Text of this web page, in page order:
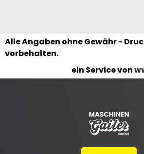
Alle Angaben ohne Gewähr -
vorbehalten.
ein Service von